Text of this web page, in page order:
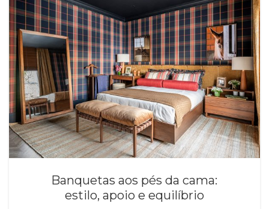
Banquetas aos pés da cama:
estilo, apoio e equilíbrio